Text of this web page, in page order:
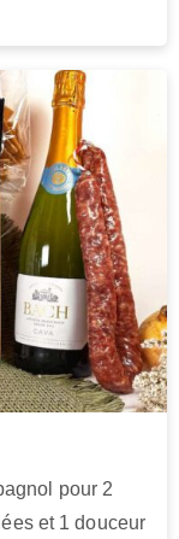
pour 2
et 1 douceur